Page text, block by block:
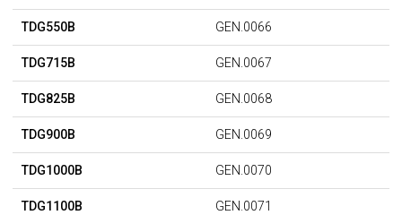
TDG550B GEN.0066
TDG715B GEN.0067
TDG825B GEN.0068
TDG900B GEN.0069
TDG1000B GEN.0070
TDG1100B GEN.0071